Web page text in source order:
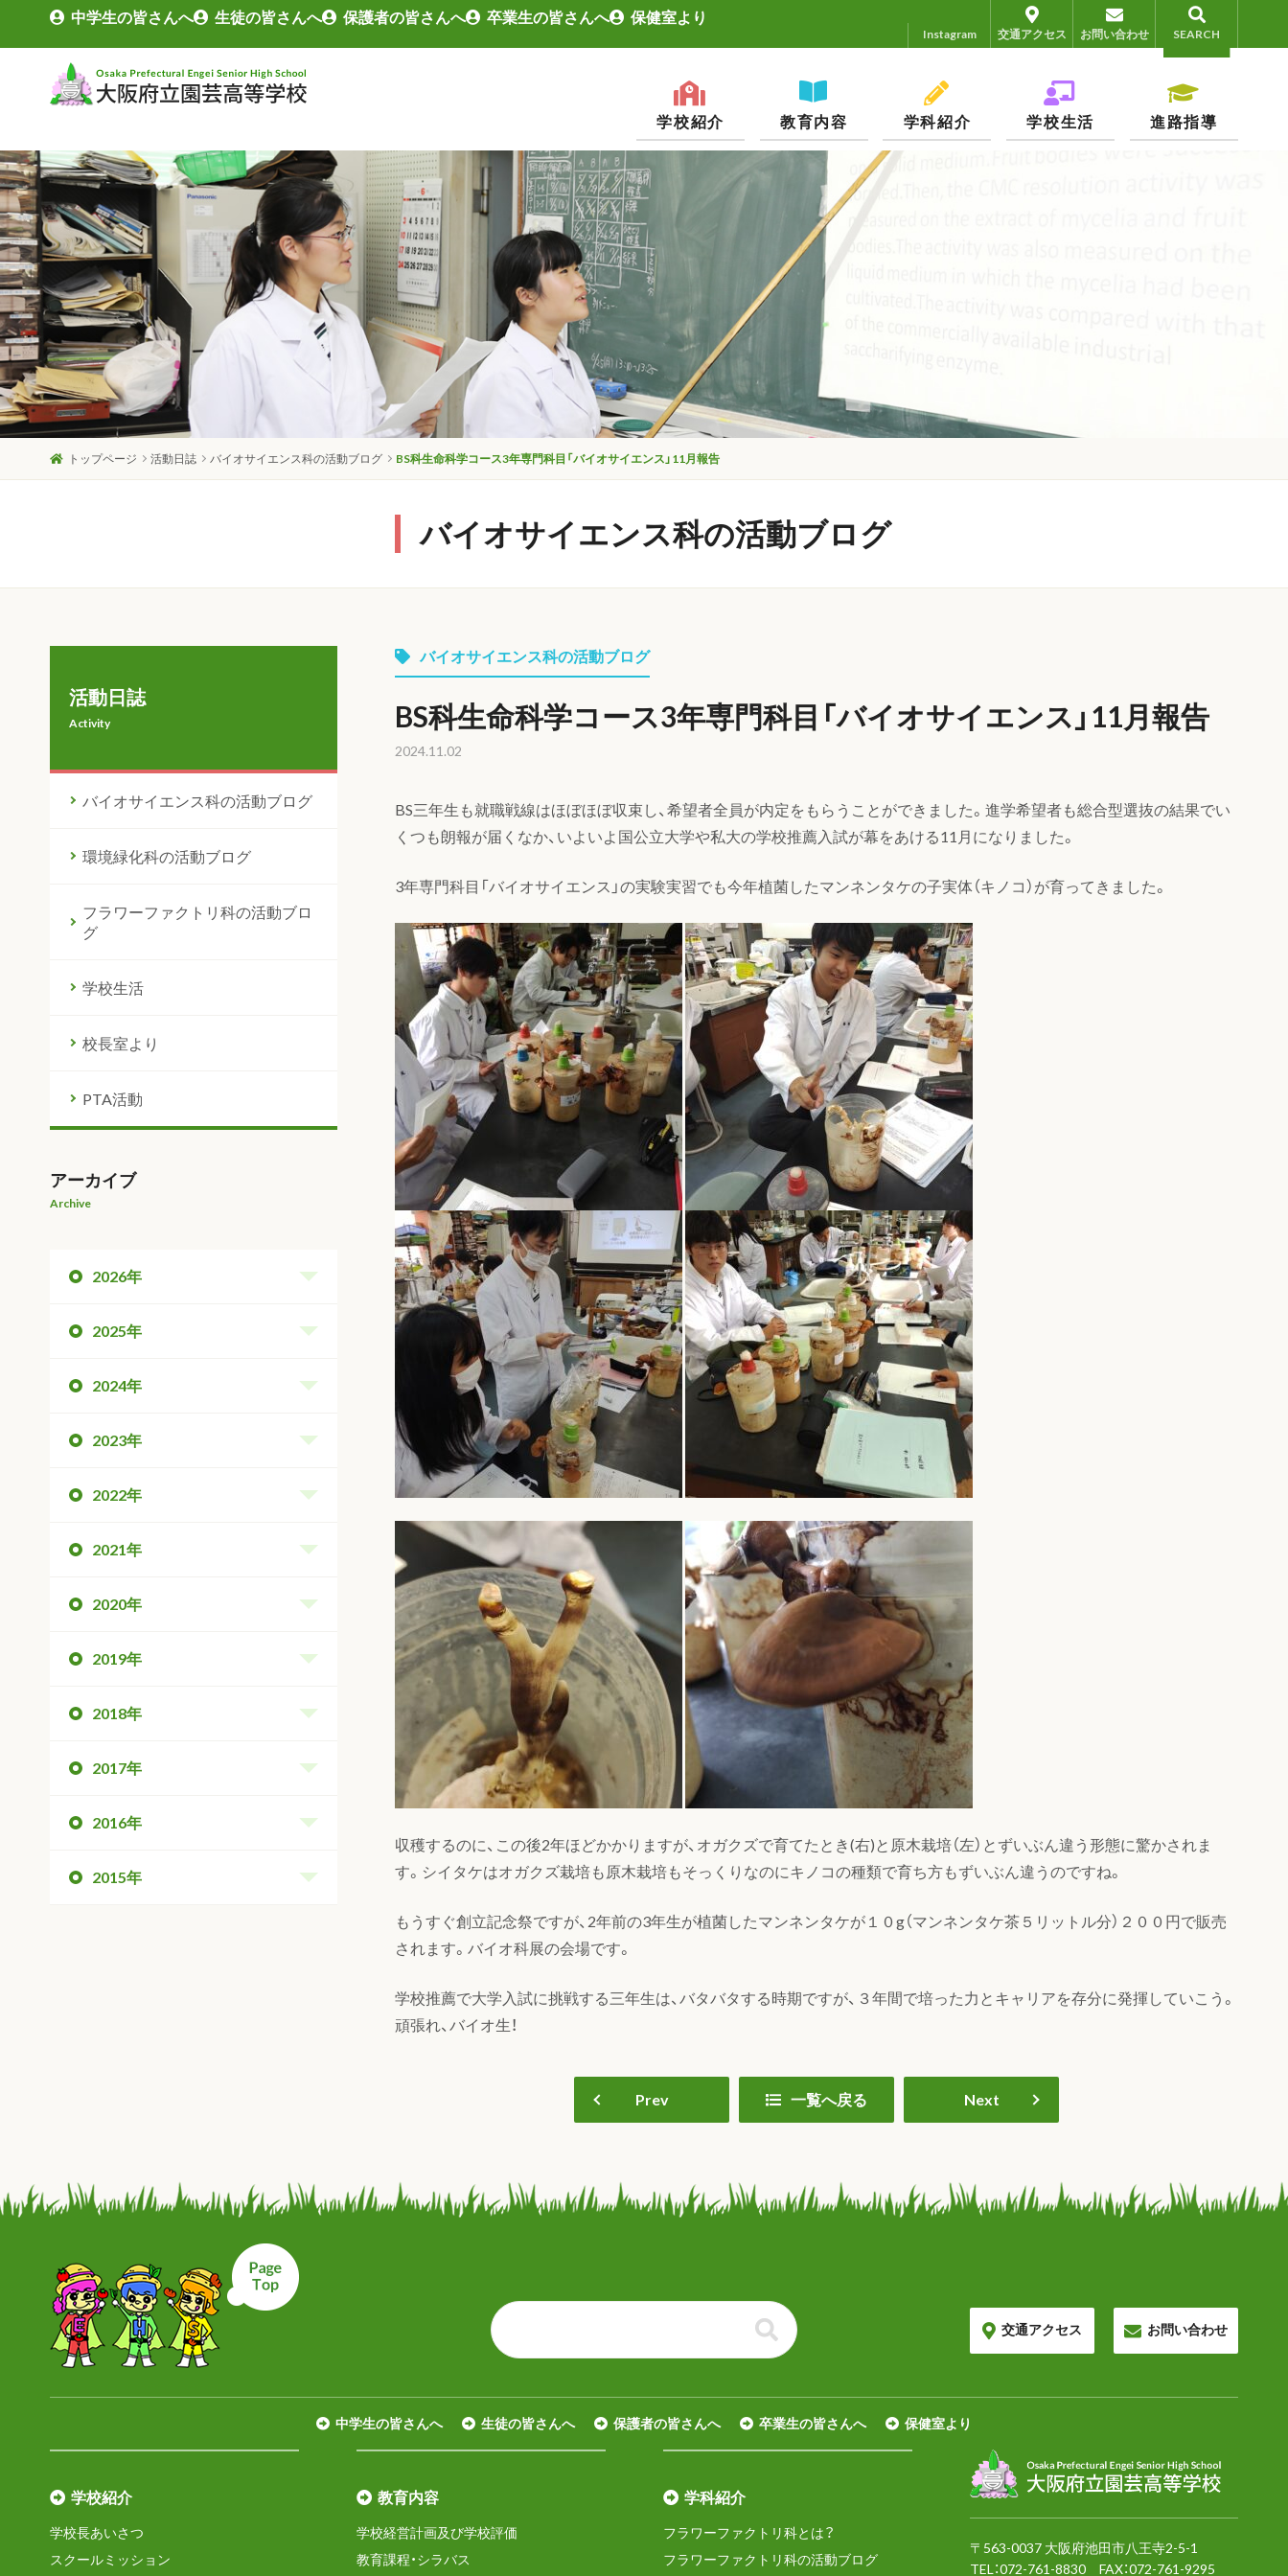
中学生の皆さんへ 生徒の皆さんへ 保護者の皆さんへ 卒業生の皆さんへ 保健室より
Instagram 交通アクセス お問い合わせ SEARCH
学校紹介 教育内容 学科紹介 学校生活 進路指導
Instagram
トップページ 活動日誌 バイオサイエンス科の活動ブログ BS科生命科学コース3年専門科目「バイオサイエンス」11月報告
バイオサイエンス科の活動ブログ
バイオサイエンス科の活動ブログ
BS科生命科学コース3年専門科目「バイオサイエンス」11月報告
2024.11.02
BS三年生も就職戦線はほぼほぼ収束し、希望者全員が内定をもらうことができました。進学希望者も総合型選抜の結果でい
くつも朗報が届くなか、いよいよ国公立大学や私大の学校推薦入試が幕をあける11月になりました。
3年専門科目「バイオサイエンス」の実験実習でも今年植菌したマンネンタケの子実体（キノコ）が育ってきました。
収穫するのに、この後2年ほどかかりますが、オガクズで育てたとき(右)と原木栽培（左）とずいぶん違う形態に驚かされま
す。シイタケはオガクズ栽培も原木栽培もそっくりなのにキノコの種類で育ち方もずいぶん違うのですね。
もうすぐ創立記念祭ですが、2年前の3年生が植菌したマンネンタケが１０g（マンネンタケ茶５リットル分）２００円で販売
されます。バイオ科展の会場です。
学校推薦で大学入試に挑戦する三年生は、バタバタする時期ですが、３年間で培った力とキャリアを存分に発揮していこう。
頑張れ、バイオ生！
Prev Next
一覧へ戻る
活動日誌
Activity
バイオサイエンス科の活動ブログ
環境緑化科の活動ブログ
フラワーファクトリ科の活動ブロ
グ
学校生活
校長室より
PTA活動
アーカイブ
Archive
2026年
2025年
2024年
2023年
2022年
2021年
2020年
2019年
2018年
2017年
2016年
2015年
中学生の皆さんへ 生徒の皆さんへ 保護者の皆さんへ 卒業生の皆さんへ 保健室より
学校紹介
学校長あいさつ
スクールミッション
教育内容
学校経営計画及び学校評価
教育課程・シラバス
学科紹介
フラワーファクトリ科とは？
フラワーファクトリ科の活動ブログ
交通アクセス お問い合わせ
〒563-0037 大阪府池田市八王寺2-5-1
TEL：072-761-8830 FAX：072-761-9295